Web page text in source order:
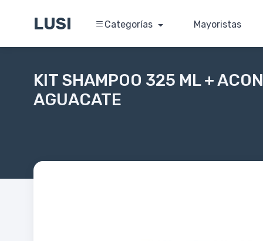
LUSI Categorías Mayoristas
KIT SHAMPOO 325 ML +
AGUACATE